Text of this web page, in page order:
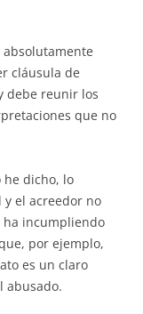
absolutamente
cláusula de
debe reunir los
que no
he dicho, lo
el acreedor no
ha incumpliendo
por ejemplo,
es un claro
abusado.